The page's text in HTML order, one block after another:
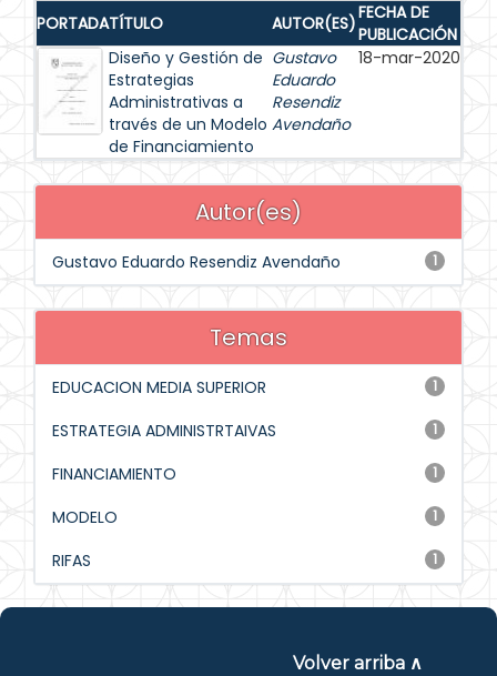
PORTADATÍTULO AUTOR(ES)FECHA DE
PUBLICACIÓN
Diseño y Gestión de
Estrategias
Administrativas a
través de un Modelo
de Financiamiento
Gustavo
Eduardo
Resendiz
Avendaño
18-mar-2020
Autor(es)
1
Gustavo Eduardo Resendiz Avendaño
Temas
1
EDUCACION MEDIA SUPERIOR
1
ESTRATEGIA ADMINISTRTAIVAS
1
FINANCIAMIENTO
1
MODELO
1
RIFAS
Volver arriba ∧